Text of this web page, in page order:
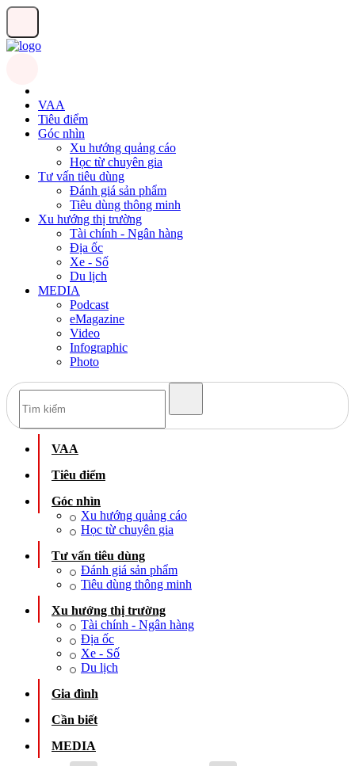
VAA
Tiêu điểm
Góc nhìn
Xu hướng quảng cáo
Học từ chuyên gia
Tư vấn tiêu dùng
Đánh giá sản phẩm
Tiêu dùng thông minh
Xu hướng thị trường
Tài chính - Ngân hàng
Địa ốc
Xe - Số
Du lịch
MEDIA
Podcast
eMagazine
Video
Infographic
Photo
VAA
Tiêu điểm
Góc nhìn
Xu hướng quảng cáo
Học từ chuyên gia
Tư vấn tiêu dùng
Đánh giá sản phẩm
Tiêu dùng thông minh
Xu hướng thị trường
Tài chính - Ngân hàng
Địa ốc
Xe - Số
Du lịch
Gia đình
Cần biết
MEDIA